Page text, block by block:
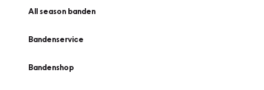
All season banden
Bandenservice
Bandenshop